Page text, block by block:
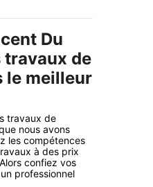
Du
travaux de
le meilleur
travaux de
nous avons
les compétences
à des prix
confiez vos
professionnel